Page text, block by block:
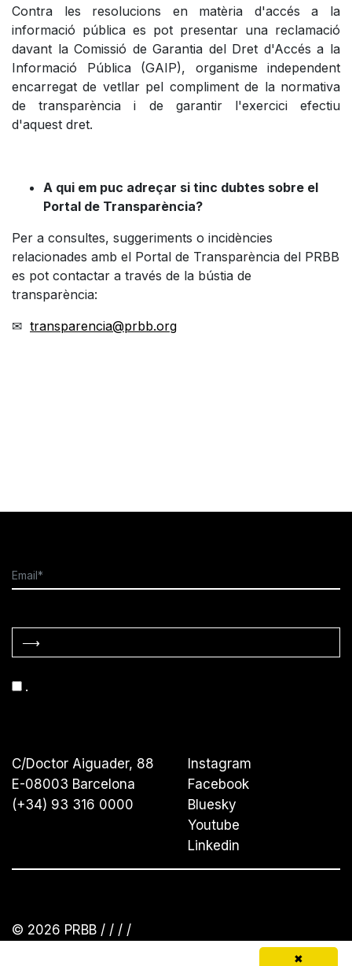
Contra les resolucions en matèria d'accés a la
informació pública es pot presentar una reclamació
davant la Comissió de Garantia del Dret d'Accés a la
Informació Pública (GAIP), organisme independent
encarregat de vetllar pel compliment de la normativa
de transparència i de garantir l'exercici efectiu
d'aquest dret.
A qui em puc adreçar si tinc dubtes sobre el
Portal de Transparència?
Per a consultes, suggeriments o incidències
relacionades amb el Portal de Transparència del PRBB
es pot contactar a través de la bústia de
transparència:
✉ transparencia@prbb.org
⟶
.
C/Doctor Aiguader, 88
E-08003 Barcelona
(+34) 93 316 0000
Instagram
Facebook
Bluesky
Youtube
Linkedin
© 2026 PRBB / / / /
✖